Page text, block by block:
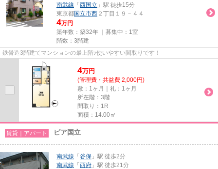
南武線 「 西国立 」駅 徒歩15分
東京都国立市西 ２丁目１９－４４
4万円
築年数：築32年 ｜募集中： 1室
階数：3階建
鉄骨造3階建てマンションの最上階♪使いやすい間取りです！
4万円
(管理費・共益費 2,000円)
敷：1ヶ月｜礼：1ヶ月
所在階：3階
間取り：1R
面積：14.00㎡
賃貸｜アパート ピア国立
南武線 「 谷保 」駅 徒歩2分
南武線 「 西府 」駅 徒歩21分